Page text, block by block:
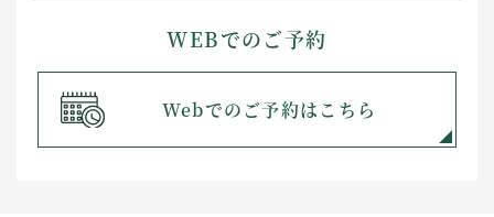
WEBでのご予約
Webでのご予約はこちら